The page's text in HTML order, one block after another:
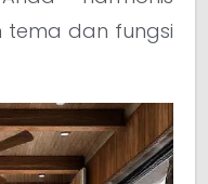
tema dan fungsi